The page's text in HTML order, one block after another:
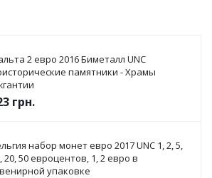
2 евро 2016 Биметалл UNC
памятники - Храмы
грн.
набор монет евро 2017 UNC 1, 2, 5,
20, 50 евроцентов, 1, 2 евро в
упаковке